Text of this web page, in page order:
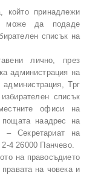
който принадлежи
може да подаде
списък на
лично, през
администрация на
Трг
списък
офиси на
наадрес на
– Секретариат на
4 26000 Панчево.
на правосъдието
на човека и